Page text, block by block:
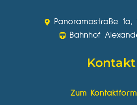
Panoramastraße 1a,
Bahnhof
Kontakt
Zum